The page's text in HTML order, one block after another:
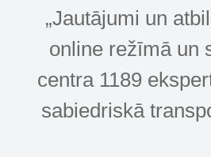
„Jautājumi un
online režīmā un
centra 1189
sabiedriskā